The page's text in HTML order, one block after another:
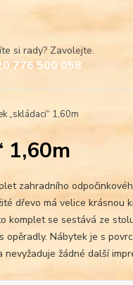
si rady? Zavolejte.
776 500 058
„skládací“ 1,60m
1,60m
zahradního
dřevo má velice krásnou
komplet se sestává ze
opěradly. Nábytek je s
nevyžaduje žádné další